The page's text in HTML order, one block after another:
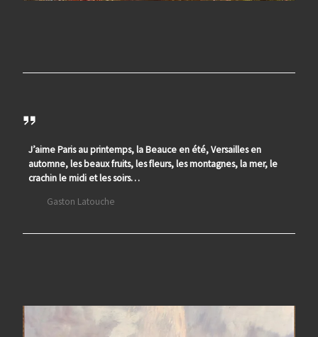
J’aime Paris au printemps, la Beauce en été, Versailles en
automne, les beaux fruits, les fleurs, les montagnes, la mer, le
crachin le midi et les soirs…
Gaston Latouche